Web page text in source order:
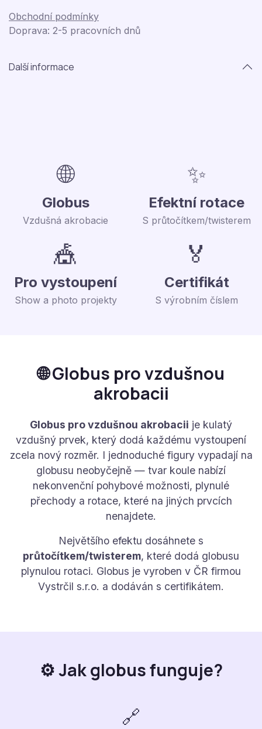
Obchodní podmínky
Doprava: 2-5 pracovních dnů
Další informace
🌐
Globus
Vzdušná akrobacie
✨
Efektní rotace
S průtočítkem/twisterem
🎪
Pro vystoupení
Show a photo projekty
🏅
Certifikát
S výrobním číslem
🌐 Globus pro vzdušnou
akrobacii
Globus pro vzdušnou akrobacii je kulatý
vzdušný prvek, který dodá každému vystoupení
zcela nový rozměr. I jednoduché figury vypadají na
globusu neobyčejně — tvar koule nabízí
nekonvenční pohybové možnosti, plynulé
přechody a rotace, které na jiných prvcích
nenajdete.
Největšího efektu dosáhnete s
průtočítkem/twisterem, které dodá globusu
plynulou rotaci. Globus je vyroben v ČR firmou
Vystrčil s.r.o. a dodáván s certifikátem.
⚙️ Jak globus funguje?
🔗